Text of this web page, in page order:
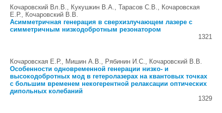
Кочаровский Вл.В., Кукушкин В.А., Тарасов С.В., Кочаровская
Е.Р., Кочаровский В.В.
Асимметричная генерация в сверхизлучающем лазере с
симметричным низкодобротным резонатором
1321
Кочаровская Е.Р., Мишин А.В., Рябинин И.С., Кочаровский В.В.
Особенности одновременной генерации низко- и
высокодобротных мод в гетеролазерах на квантовых точках
с большим временем некогерентной релаксации оптических
дипольных колебаний
1329